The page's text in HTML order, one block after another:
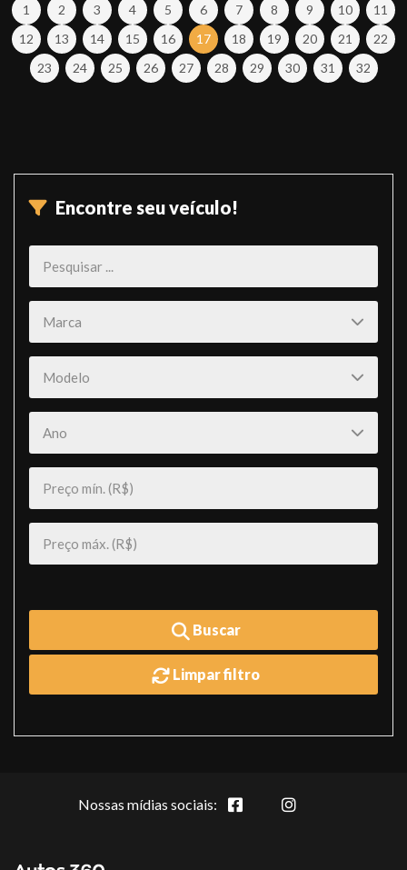
1 2 3 4 5 6 7 8 9 10
11
12
13 14 15 16 17 18 19 20 21
22
23
24 25 26 27 28 29 30 31 32
Encontre seu veículo!
Buscar
Limpar filtro
Nossas mídias sociais: